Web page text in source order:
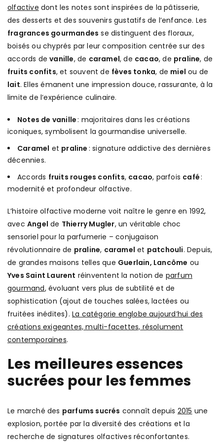
olfactive dont les notes sont inspirées de la pâtisserie,
des desserts et des souvenirs gustatifs de l’enfance. Les
fragrances gourmandes se distinguent des floraux,
boisés ou chyprés par leur composition centrée sur des
accords devanille, de caramel, de cacao, de praline, de
fruits confits, et souvent de fèves tonka, de miel ou de
lait. Elles émanent une impression douce, rassurante, à la
limite de l’expérience culinaire.
Notes de vanille: majoritaires dans les créations
iconiques, symbolisent la gourmandise universelle.
Caramel et praline : signature addictive des dernières
décennies.
Accords fruits rouges confits, cacao, parfois café:
modernité et profondeur olfactive.
L’histoire olfactive moderne voit naître le genre en 1992,
avec Angel de Thierry Mugler, un véritable choc
sensoriel pour la parfumerie – conjugaison
révolutionnaire de praline, caramel et patchouli. Depuis,
de grandes maisons telles que Guerlain, Lancôme ou
Yves Saint Laurent réinventent la notion de parfum
gourmand, évoluant vers plus de subtilité et de
sophistication (ajout de touches salées, lactées ou
fruitées inédites). La catégorie englobe aujourd’hui des
créations exigeantes, multi-facettes, résolument
contemporaines.
Les meilleures essences
sucrées pour les femmes
Le marché des parfums sucrés connaît depuis 2015 une
explosion, portée par la diversité des créations et la
recherche de signatures olfactives réconfortantes.